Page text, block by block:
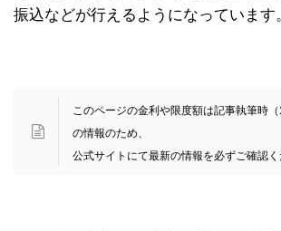
振込などが行えるようになっています。
このページの金利や限度額は記事執筆時
の情報のため、
公式サイトにて最新の情報を必ずご確認く